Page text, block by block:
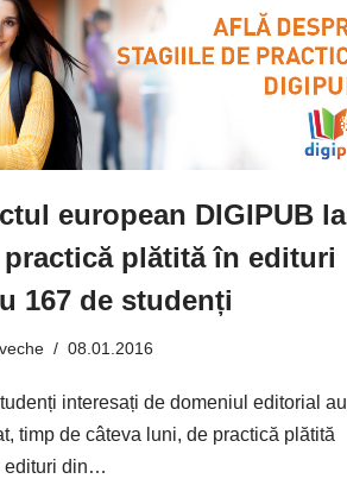
european DIGIPUB la
plătită în edituri
167 de studenți
08.01.2016
interesați de domeniul editorial au
timp de câteva luni, de practică plătită
edituri din…